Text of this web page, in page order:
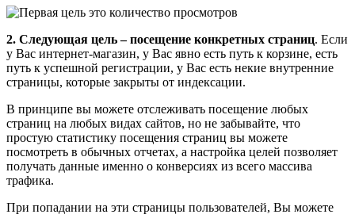
2. Следующая цель – посещение конкретных страниц. Если
у Вас интернет-магазин, у Вас явно есть путь к корзине, есть
путь к успешной регистрации, у Вас есть некие внутренние
страницы, которые закрыты от индексации.
В принципе вы можете отслеживать посещение любых
страниц на любых видах сайтов, но не забывайте, что
простую статистику посещения страниц вы можете
посмотреть в обычных отчетах, а настройка целей позволяет
получать данные именно о конверсиях из всего массива
трафика.
При попадании на эти страницы пользователей, Вы можете